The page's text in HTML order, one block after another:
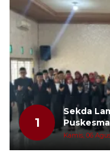
1
Sekda
dan Hadir
Kamis, 06